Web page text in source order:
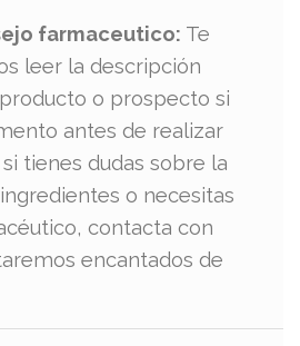
farmaceutico: Te
leer la descripción
o prospecto si
antes de realizar
tienes dudas sobre la
o necesitas
contacta con
encantados de